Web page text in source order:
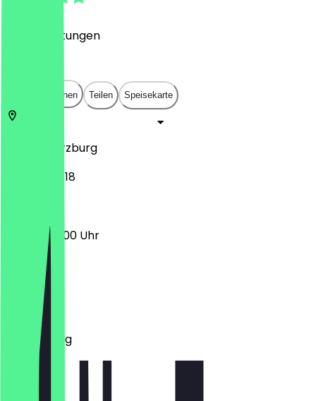
Bewertungen
In App öffnen Teilen Speisekarte
Würzburg
Hofstraße 18
09:00 - 20:00 Uhr
Montag
Dienstag
Mittwoch
Donnerstag
Freitag
Samstag